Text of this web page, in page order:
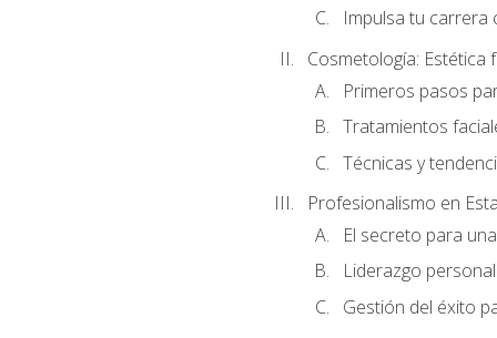
Impulsa tu carrera
Cosmetología: Estética
Primeros pasos
Tratamientos
Técnicas y
Profesionalismo en
El secreto para
Liderazgo
Gestión del éxito